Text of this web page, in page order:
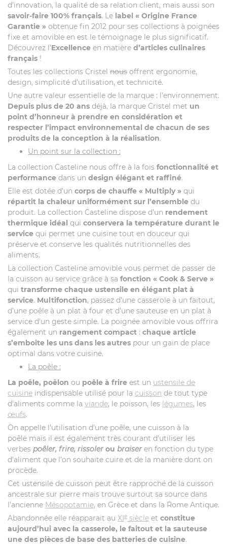
d’innovation, la qualité de sa relation client, mais aussi son
savoir-faire 100% français. Le label « Origine France
Garantie » obtenue fin 2012 pour ses collections à poignées
fixe et amovible en est le témoignage le plus significatif.
Découvrez l’Excellence en matière d’articles culinaires
français !
Toutes les collections Cristel nous offrent ergonomie,
design, simplicité d’utilisation, et technicité.
Une autre valeur essentielle de la marque : l’environnement.
Depuis plus de 20 ans déjà, la marque Cristel met un
point d’honneur à prendre en considération et
respecter l’impact environnemental de chacun de ses
produits de la conception à la réalisation.
Un point sur la collection :
La collection Casteline nous offre à la fois fonctionnalité et
performance dans un design élégant et raffiné.
Elle est dotée d’un corps de chauffe « Multiply » qui
répartit la chaleur uniformément sur l’ensemble du
produit. La collection Casteline dispose d’un rendement
thermique idéal qui conservera la température durant le
service qui permet une cuisine tout en douceur qui
préserve et conserve les qualités nutritionnelles des
aliments.
La collection Casteline amovible vous permet de passer de
la cuisson au service grâce à sa fonction « Cook & Serve »
qui transforme chaque ustensile en élégant plat à
service. Multifonction, passez d’une casserole à un faitout,
d’une poêle à un plat à four et d’une sauteuse en un plat à
service d’un geste simple. La poignée amovible vous offrira
également un rangement compact : chaque article
s’emboite les uns dans les autres pour un gain de place
optimal dans votre cuisine.
La poêle :
La poêle, poêlon ou poêle à frire est un ustensile de
cuisine indispensable utilisé pour la cuisson de tout type
d'aliments comme la viande, le poisson, les légumes, les
œufs.
On appelle l’utilisation d’une poêle, une cuisson à la
poêle mais il est également très courant d’utiliser les
verbes poêler, frire, rissolerou braiseren fonction du type
d’aliment que l’on souhaite cuire et de la manière dont on
procède.
Cet ustensile de cuisson peut être rapproché de la cuisson
ancestrale sur pierre mais trouve surtout sa source dans
l'ancienne Mésopotamie, en Grèce et dans la Rome Antique.
Abandonnée elle réapparait au XIe siècle et constitue
aujourd’hui avec la casserole, le faitout et la sauteuse
une des pièces de base des batteries de cuisine.